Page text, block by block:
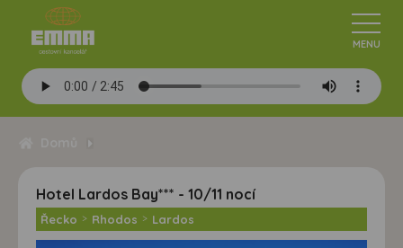
Hotel Lardos Bay*** - 10/11 nocí
Řecko > Rhodos > Lardos